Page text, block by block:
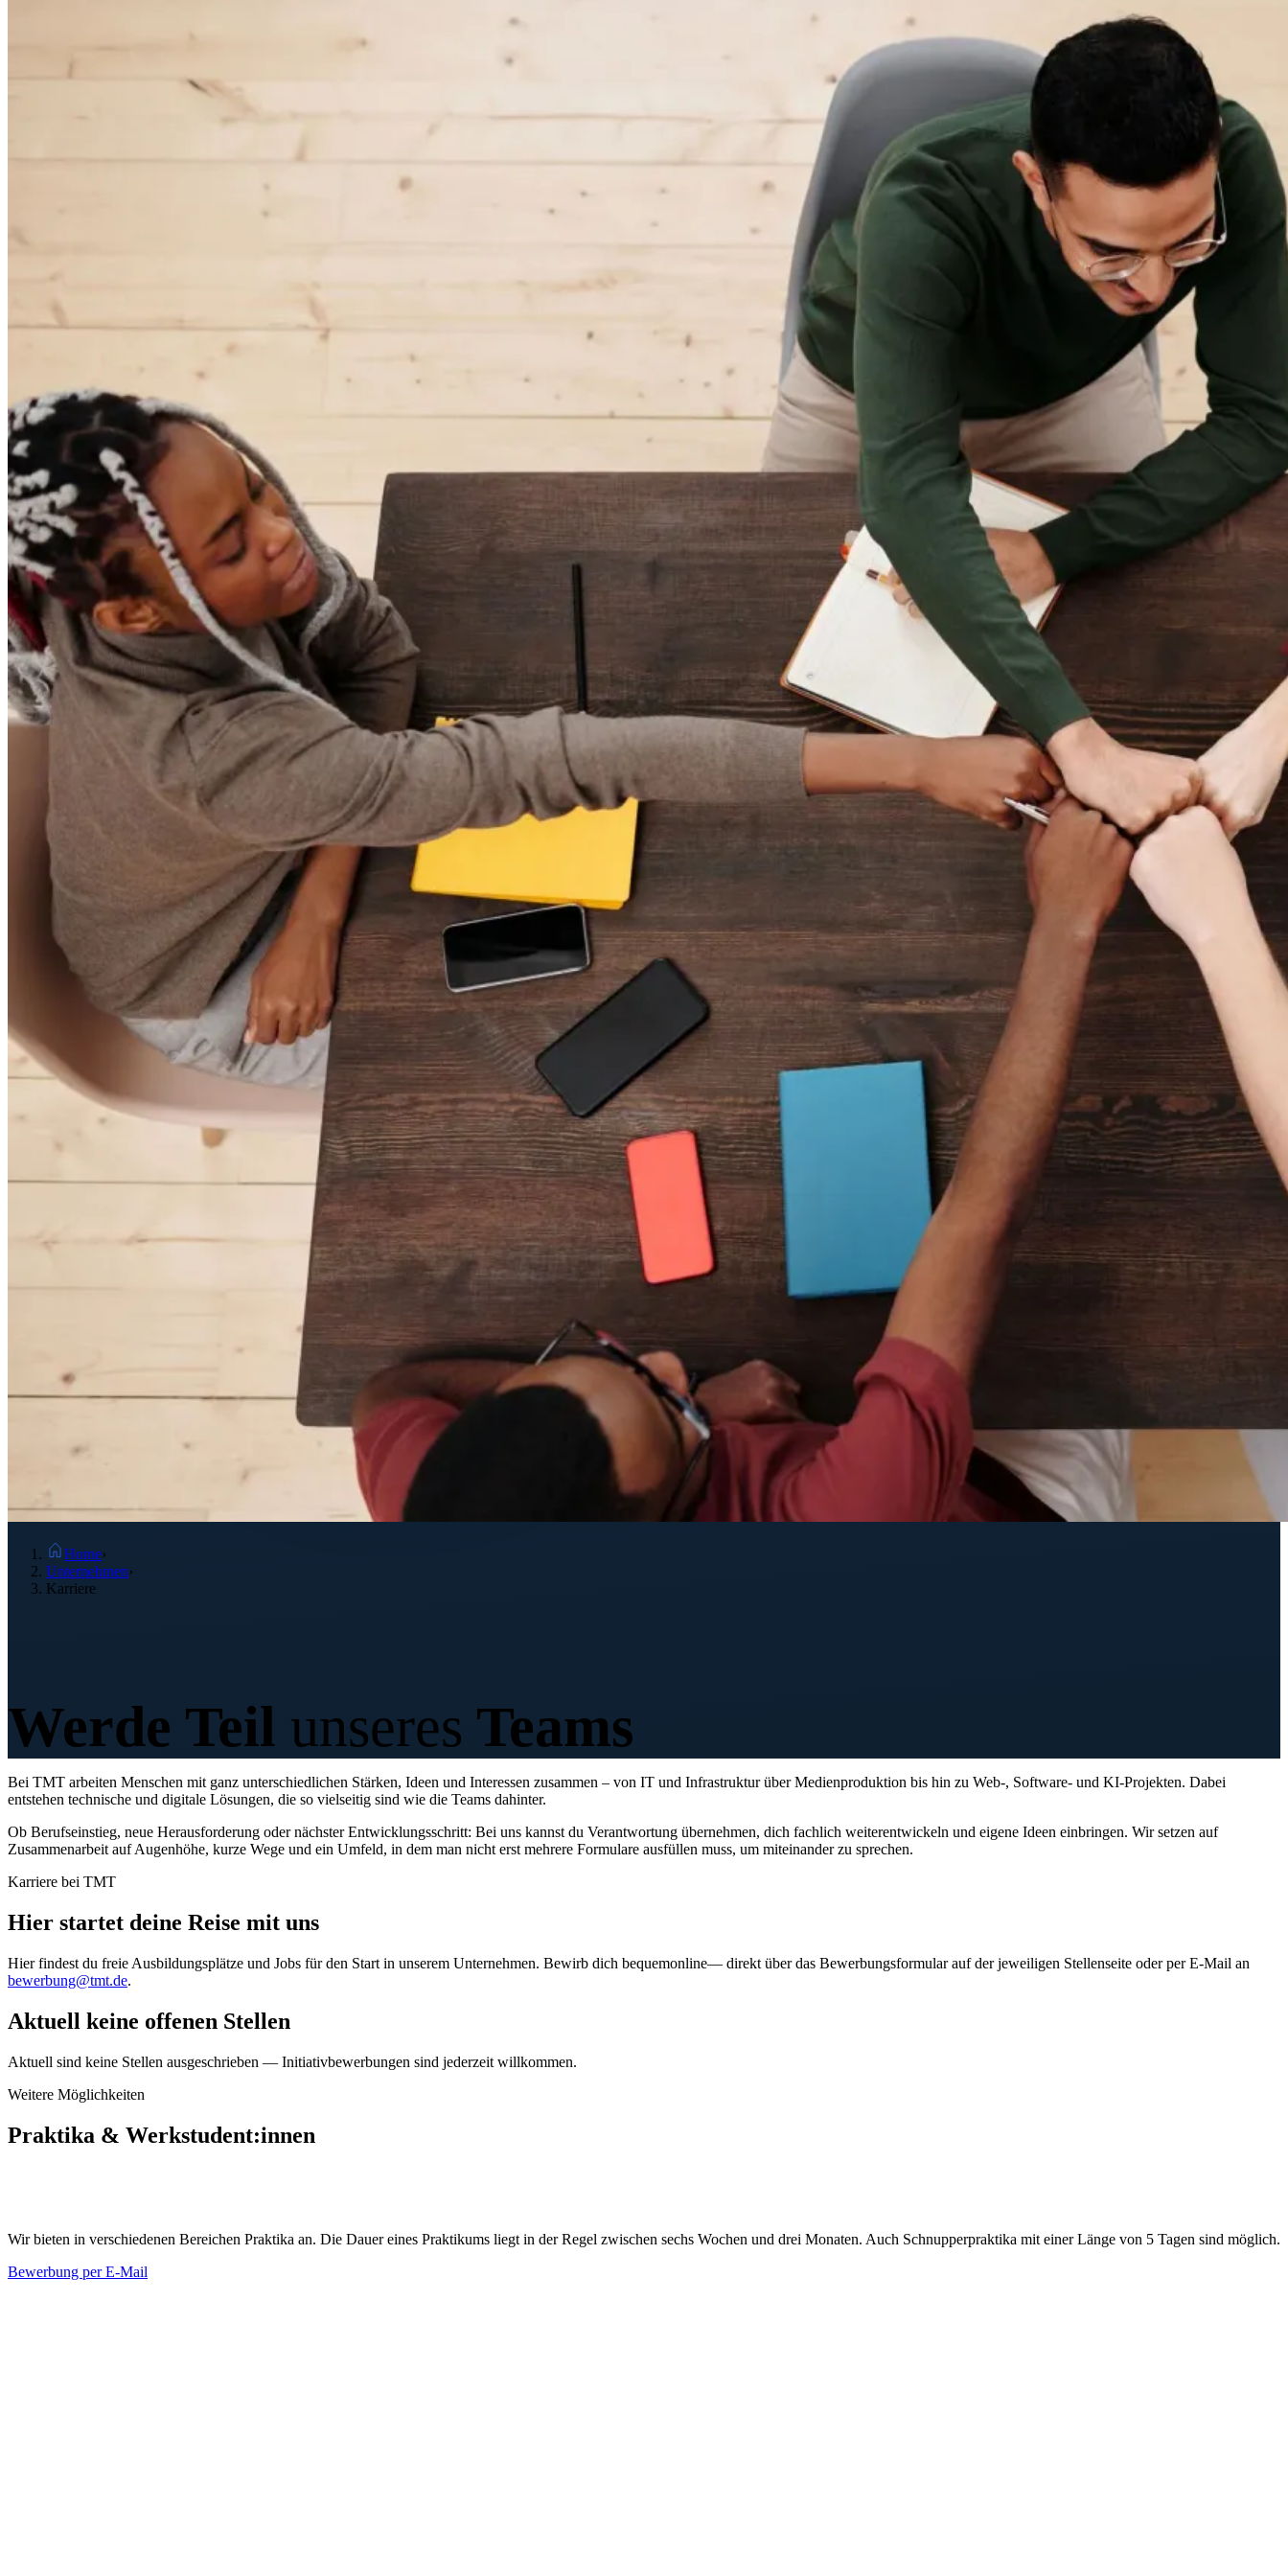
Home›
Unternehmen›
Karriere
Werde Teil unseres Teams
Bei TMT arbeiten Menschen mit ganz unterschiedlichen Stärken, Ideen und Interessen zusammen – von IT und Infrastruktur über Medienproduktion bis hin zu Web-, Software- und KI-Projekten. Dabei
entstehen technische und digitale Lösungen, die so vielseitig sind wie die Teams dahinter.
Ob Berufseinstieg, neue Herausforderung oder nächster Entwicklungsschritt: Bei uns kannst du Verantwortung übernehmen, dich fachlich weiterentwickeln und eigene Ideen einbringen. Wir setzen auf
Zusammenarbeit auf Augenhöhe, kurze Wege und ein Umfeld, in dem man nicht erst mehrere Formulare ausfüllen muss, um miteinander zu sprechen.
Karriere bei TMT
Hier startet deine Reise mit uns
Hier findest du freie Ausbildungsplätze und Jobs für den Start in unserem Unternehmen. Bewirb dich bequemonline— direkt über das Bewerbungsformular auf der jeweiligen Stellenseite oder per E-Mail an
bewerbung@tmt.de.
Aktuell keine offenen Stellen
Aktuell sind keine Stellen ausgeschrieben — Initiativbewerbungen sind jederzeit willkommen.
Weitere Möglichkeiten
Praktika & Werkstudent:innen
Wir bieten in verschiedenen Bereichen Praktika an. Die Dauer eines Praktikums liegt in der Regel zwischen sechs Wochen und drei Monaten. Auch Schnupperpraktika mit einer Länge von 5 Tagen sind möglich.
Bewerbung per E-Mail